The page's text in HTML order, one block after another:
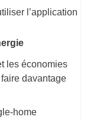
l’application
les économies
davantage